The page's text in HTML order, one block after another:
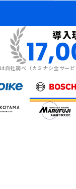
導入
自社調べ（カミナシ全サー